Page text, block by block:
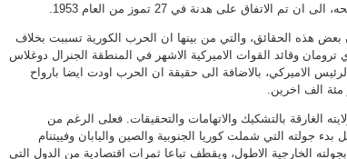
على هدنة في 27 تموز من العام 1953.
هذه الحقائق، والتي من بينها ان الحرب الكورية تسببت بخلاف
وقائد القوات الاميركية الاشهر في المنطقة الجنرال دوغلاس
الاميركي، بالاضافة الى حقيقة ان الحرب اودت ايضا بارواح
الف اخرين.
الغارقة بالتشكيك والاتهامات والتحقيقات. فعلى الرغم من
بدء جولته التي شملت كوريا الجنوبية والصين واليابان وفييتنام
الخارجية الاطول، ويقطف تباعا ثمرات اقتصادية من الدول التي